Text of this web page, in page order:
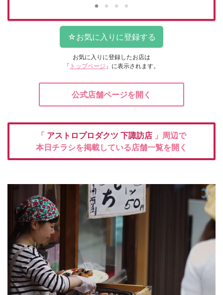
お気に入りに登録したお店は
「 トップページ 」に表示されます。
公式店舗ページを開く
「 アストロプロダクツ 下諏訪店 」周辺で
本日チラシを掲載している店舗一覧を開く